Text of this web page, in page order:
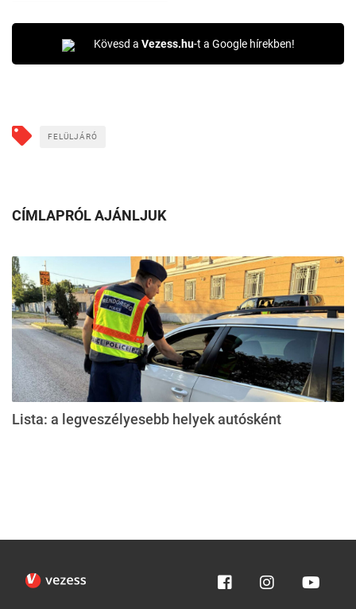
Kövesd a Vezess.hu-t a Google hírekben!
FELÜLJÁRÓ
CÍMLAPRÓL AJÁNLJUK
Lista: a legveszélyesebb helyek autósként